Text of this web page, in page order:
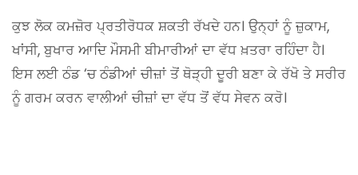
ਕੁਝ ਲੋਕ ਕਮਜ਼ੋਰ ਪ੍ਰਤੀਰੋਧਕ ਸ਼ਕਤੀ ਰੱਖਦੇ ਹਨ। ਉਨ੍ਹਾਂ ਨੂੰ ਜ਼ੁਕਾਮ,
ਖਾਂਸੀ, ਬੁਖਾਰ ਆਦਿ ਮੌਸਮੀ ਬੀਮਾਰੀਆਂ ਦਾ ਵੱਧ ਖ਼ਤਰਾ ਰਹਿੰਦਾ ਹੈ।
ਇਸ ਲਈ ਠੰਡ ‘ਚ ਠੰਡੀਆਂ ਚੀਜ਼ਾਂ ਤੋਂ ਥੋੜ੍ਹੀ ਦੂਰੀ ਬਣਾ ਕੇ ਰੱਖੋ ਤੇ ਸਰੀਰ
ਨੂੰ ਗਰਮ ਕਰਨ ਵਾਲੀਆਂ ਚੀਜ਼ਾਂ ਦਾ ਵੱਧ ਤੋਂ ਵੱਧ ਸੇਵਨ ਕਰੋ।